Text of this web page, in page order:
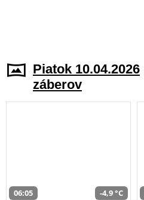
Piatok 10.04.2026
záberov
06:05 -4,9 °C